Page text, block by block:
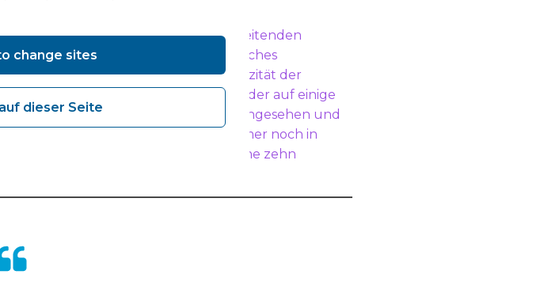
und mit dem Abteilungstrio, dem leitenden
schnell klar, dass wir ein erhebliches
Unsere größte Sorge galt der Kapazität der
doppelt eingesetzt waren oder auf einige
Optionen für Outsourcing angesehen und
mobile Einheit, denn das liegt immer noch in
und es verschafft uns zusätzliche zehn
change sites
dieser Seite